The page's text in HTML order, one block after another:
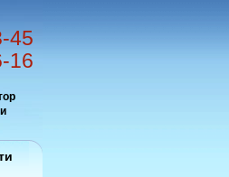
45
16